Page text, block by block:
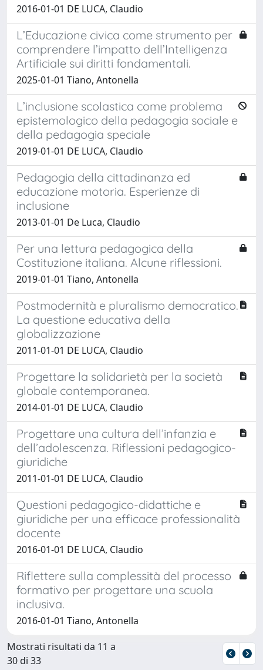
2016-01-01 DE LUCA, Claudio
L’Educazione civica come strumento per
comprendere l’impatto dell’Intelligenza
Artificiale sui diritti fondamentali.
2025-01-01 Tiano, Antonella
L’inclusione scolastica come problema
epistemologico della pedagogia sociale e
della pedagogia speciale
2019-01-01 DE LUCA, Claudio
Pedagogia della cittadinanza ed
educazione motoria. Esperienze di
inclusione
2013-01-01 De Luca, Claudio
Per una lettura pedagogica della
Costituzione italiana. Alcune riflessioni.
2019-01-01 Tiano, Antonella
Postmodernità e pluralismo democratico.
La questione educativa della
globalizzazione
2011-01-01 DE LUCA, Claudio
Progettare la solidarietà per la società
globale contemporanea.
2014-01-01 DE LUCA, Claudio
Progettare una cultura dell’infanzia e
dell’adolescenza. Riflessioni pedagogico-
giuridiche
2011-01-01 DE LUCA, Claudio
Questioni pedagogico-didattiche e
giuridiche per una efficace professionalità
docente
2016-01-01 DE LUCA, Claudio
Riflettere sulla complessità del processo
formativo per progettare una scuola
inclusiva.
2016-01-01 Tiano, Antonella
Mostrati risultati da 11 a
30 di 33